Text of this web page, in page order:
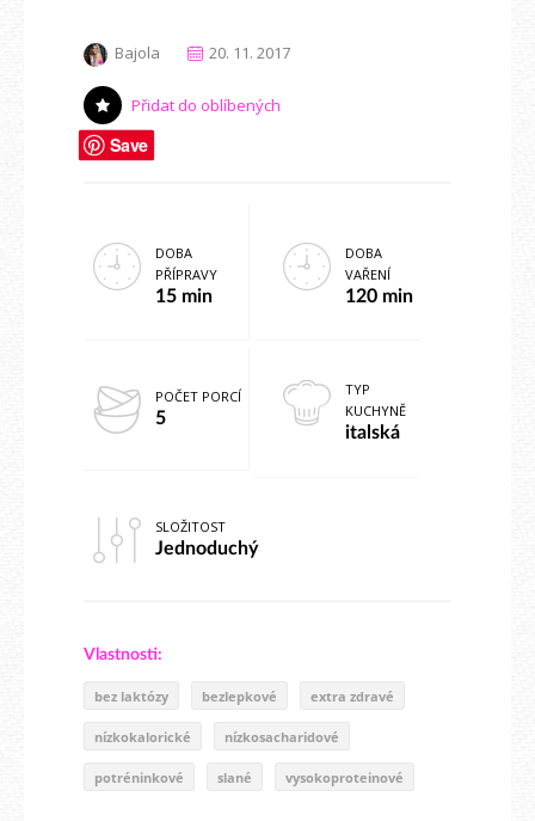
Bajola 20. 11. 2017
Přidat do oblíbených
Save
DOBA
PŘÍPRAVY
15 min
DOBA
VAŘENÍ
120 min
POČET PORCÍ
5
TYP
KUCHYNĚ
italská
SLOŽITOST
Jednoduchý
Vlastnosti:
bez laktózy bezlepkové extra zdravé
nízkokalorické nízkosacharidové
potréninkové slané vysokoproteinové